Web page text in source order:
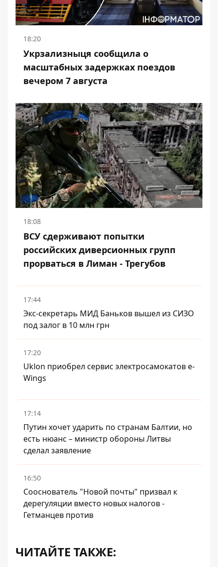
18:20
Укрзализныця сообщила о
масштабных задержках поездов
вечером 7 августа
18:08
ВСУ сдерживают попытки
российских диверсионных групп
прорваться в Лиман - Трегубов
17:44
Экс-секретарь МИД Баньков вышел из СИЗО
под залог в 10 млн грн
17:20
Uklon приобрел сервис электросамокатов e-
Wings
17:14
Путин хочет ударить по странам Балтии, но
есть нюанс – министр обороны Литвы
сделал заявление
16:50
Сооснователь "Новой почты" призвал к
дерегуляции вместо новых налогов -
Гетманцев против
ЧИТАЙТЕ ТАКЖЕ: